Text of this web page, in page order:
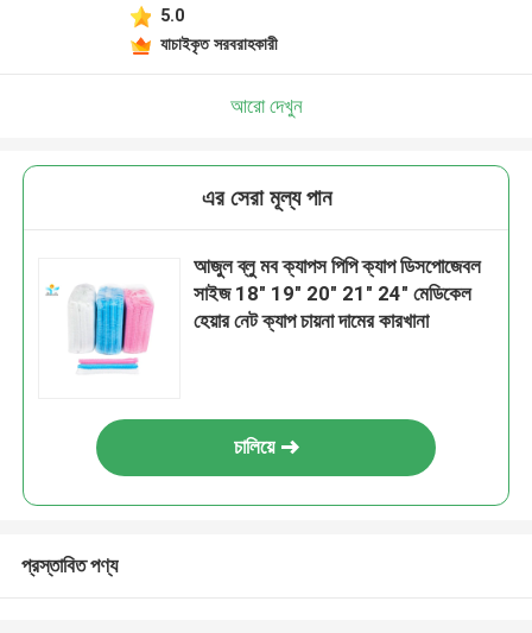
5.0
যাচাইকৃত সরবরাহকারী
আরো দেখুন
এর সেরা মূল্য পান
আজুল ব্লু মব ক্যাপস পিপি ক্যাপ ডিসপোজেবল
সাইজ 18" 19" 20" 21" 24" মেডিকেল
হেয়ার নেট ক্যাপ চায়না দামের কারখানা
চালিয়ে
প্রস্তাবিত পণ্য